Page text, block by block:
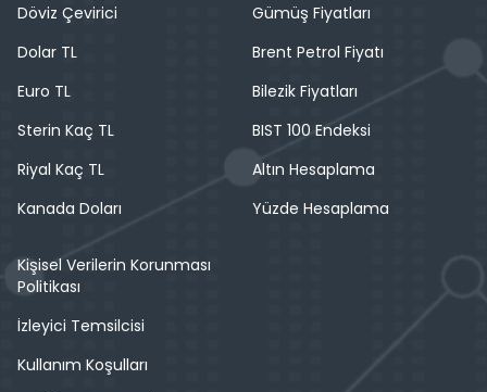
Döviz Çevirici
Dolar TL
Euro TL
Sterin Kaç TL
Riyal Kaç TL
Kanada Doları
Gümüş Fiyatları
Brent Petrol Fiyatı
Bilezik Fiyatları
BIST 100 Endeksi
Altın Hesaplama
Yüzde Hesaplama
Kişisel Verilerin Korunması
Politikası
İzleyici Temsilcisi
Kullanım Koşulları